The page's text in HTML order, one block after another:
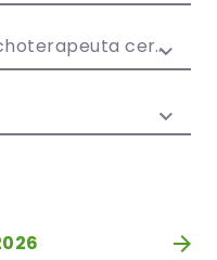
dla dzieci i
młodzieży
Katarzyna Liszewska - psychoterapeuta certyfikowany
»